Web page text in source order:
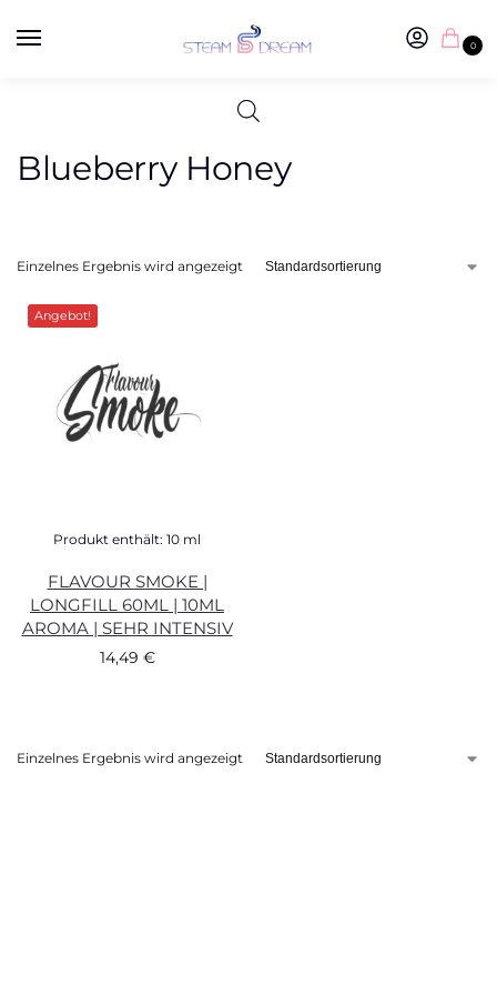
0
Blueberry Honey
Einzelnes Ergebnis wird angezeigt
Angebot!
Produkt enthält: 10 ml
FLAVOUR SMOKE |
LONGFILL 60ML | 10ML
AROMA | SEHR INTENSIV
14,49 €
Einzelnes Ergebnis wird angezeigt